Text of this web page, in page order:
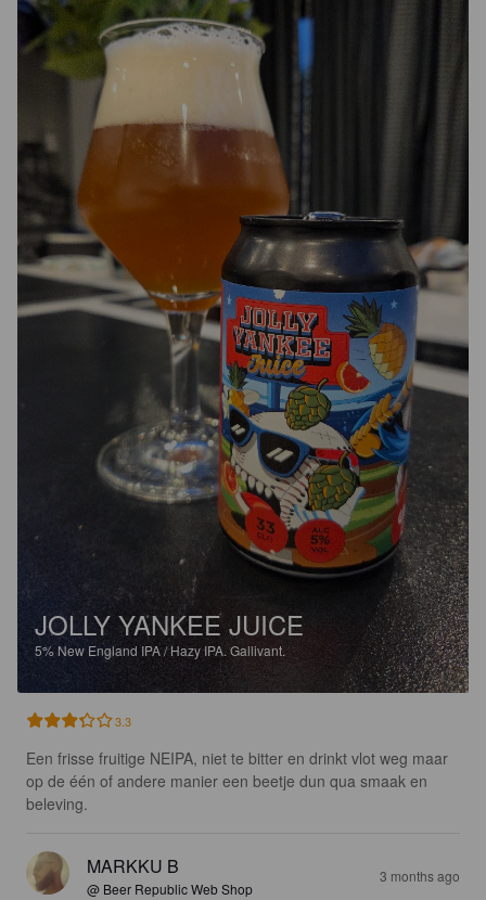
JOLLY YANKEE JUICE
5%New England IPA / Hazy IPA. Gallivant.
3.3
Een frisse fruitige NEIPA, niet te bitter en drinkt vlot weg maar
op de één of andere manier een beetje dun qua smaak en
beleving.
MARKKU B
@ Beer Republic Web Shop
3 months ago